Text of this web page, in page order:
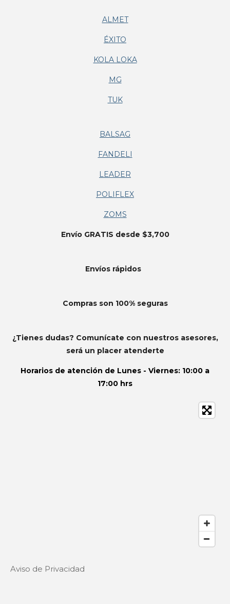
ALMET
ÉXITO
KOLA LOKA
MG
TUK
BALSAG
FANDELI
LEADER
POLIFLEX
ZOMS
Envío GRATIS desde $3,700
Envíos rápidos
Compras son 100% seguras
¿Tienes dudas? Comunícate con nuestros asesores,
será un placer atenderte
Horarios de atención de Lunes - Viernes: 10:00 a
17:00 hrs
Aviso de Privacidad